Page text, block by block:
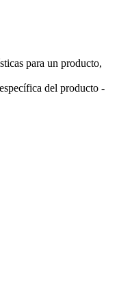
para un producto,
del producto -